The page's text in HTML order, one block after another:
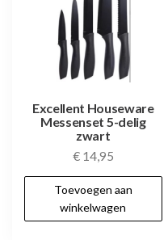
Excellent Houseware
Messenset 5-delig
zwart
€14,95
Toevoegen aan
winkelwagen